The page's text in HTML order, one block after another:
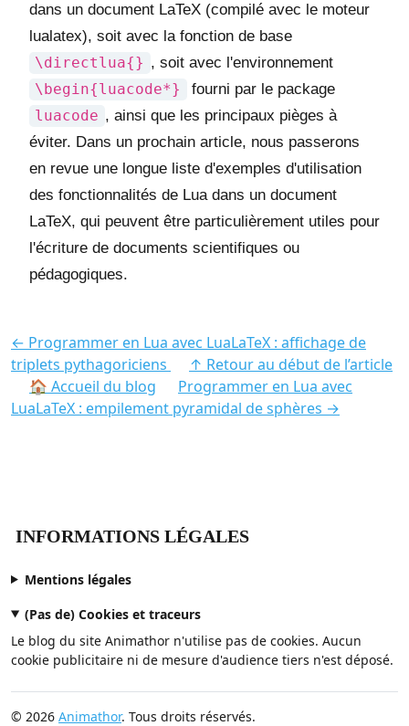
dans un document LaTeX (compilé avec le moteur
lualatex), soit avec la fonction de base
\directlua{} , soit avec l'environnement
\begin{luacode*}
fourni par le package
luacode , ainsi que les principaux pièges à
éviter. Dans un prochain article, nous passerons
en revue une longue liste d'exemples d'utilisation
des fonctionnalités de Lua dans un document
LaTeX, qui peuvent être particulièrement utiles pour
l'écriture de documents scientifiques ou
pédagogiques.
← Programmer en Lua avec LuaLaTeX : affichage de
triplets pythagoriciens
↑ Retour au début de l’article
🏠 Accueil du blog
Programmer en Lua avec
LuaLaTeX : empilement pyramidal de sphères →
INFORMATIONS LÉGALES
Mentions légales
(Pas de) Cookies et traceurs
Le blog du site Animathor n'utilise pas de cookies. Aucun
cookie publicitaire ni de mesure d'audience tiers n'est déposé.
© 2026 Animathor. Tous droits réservés.